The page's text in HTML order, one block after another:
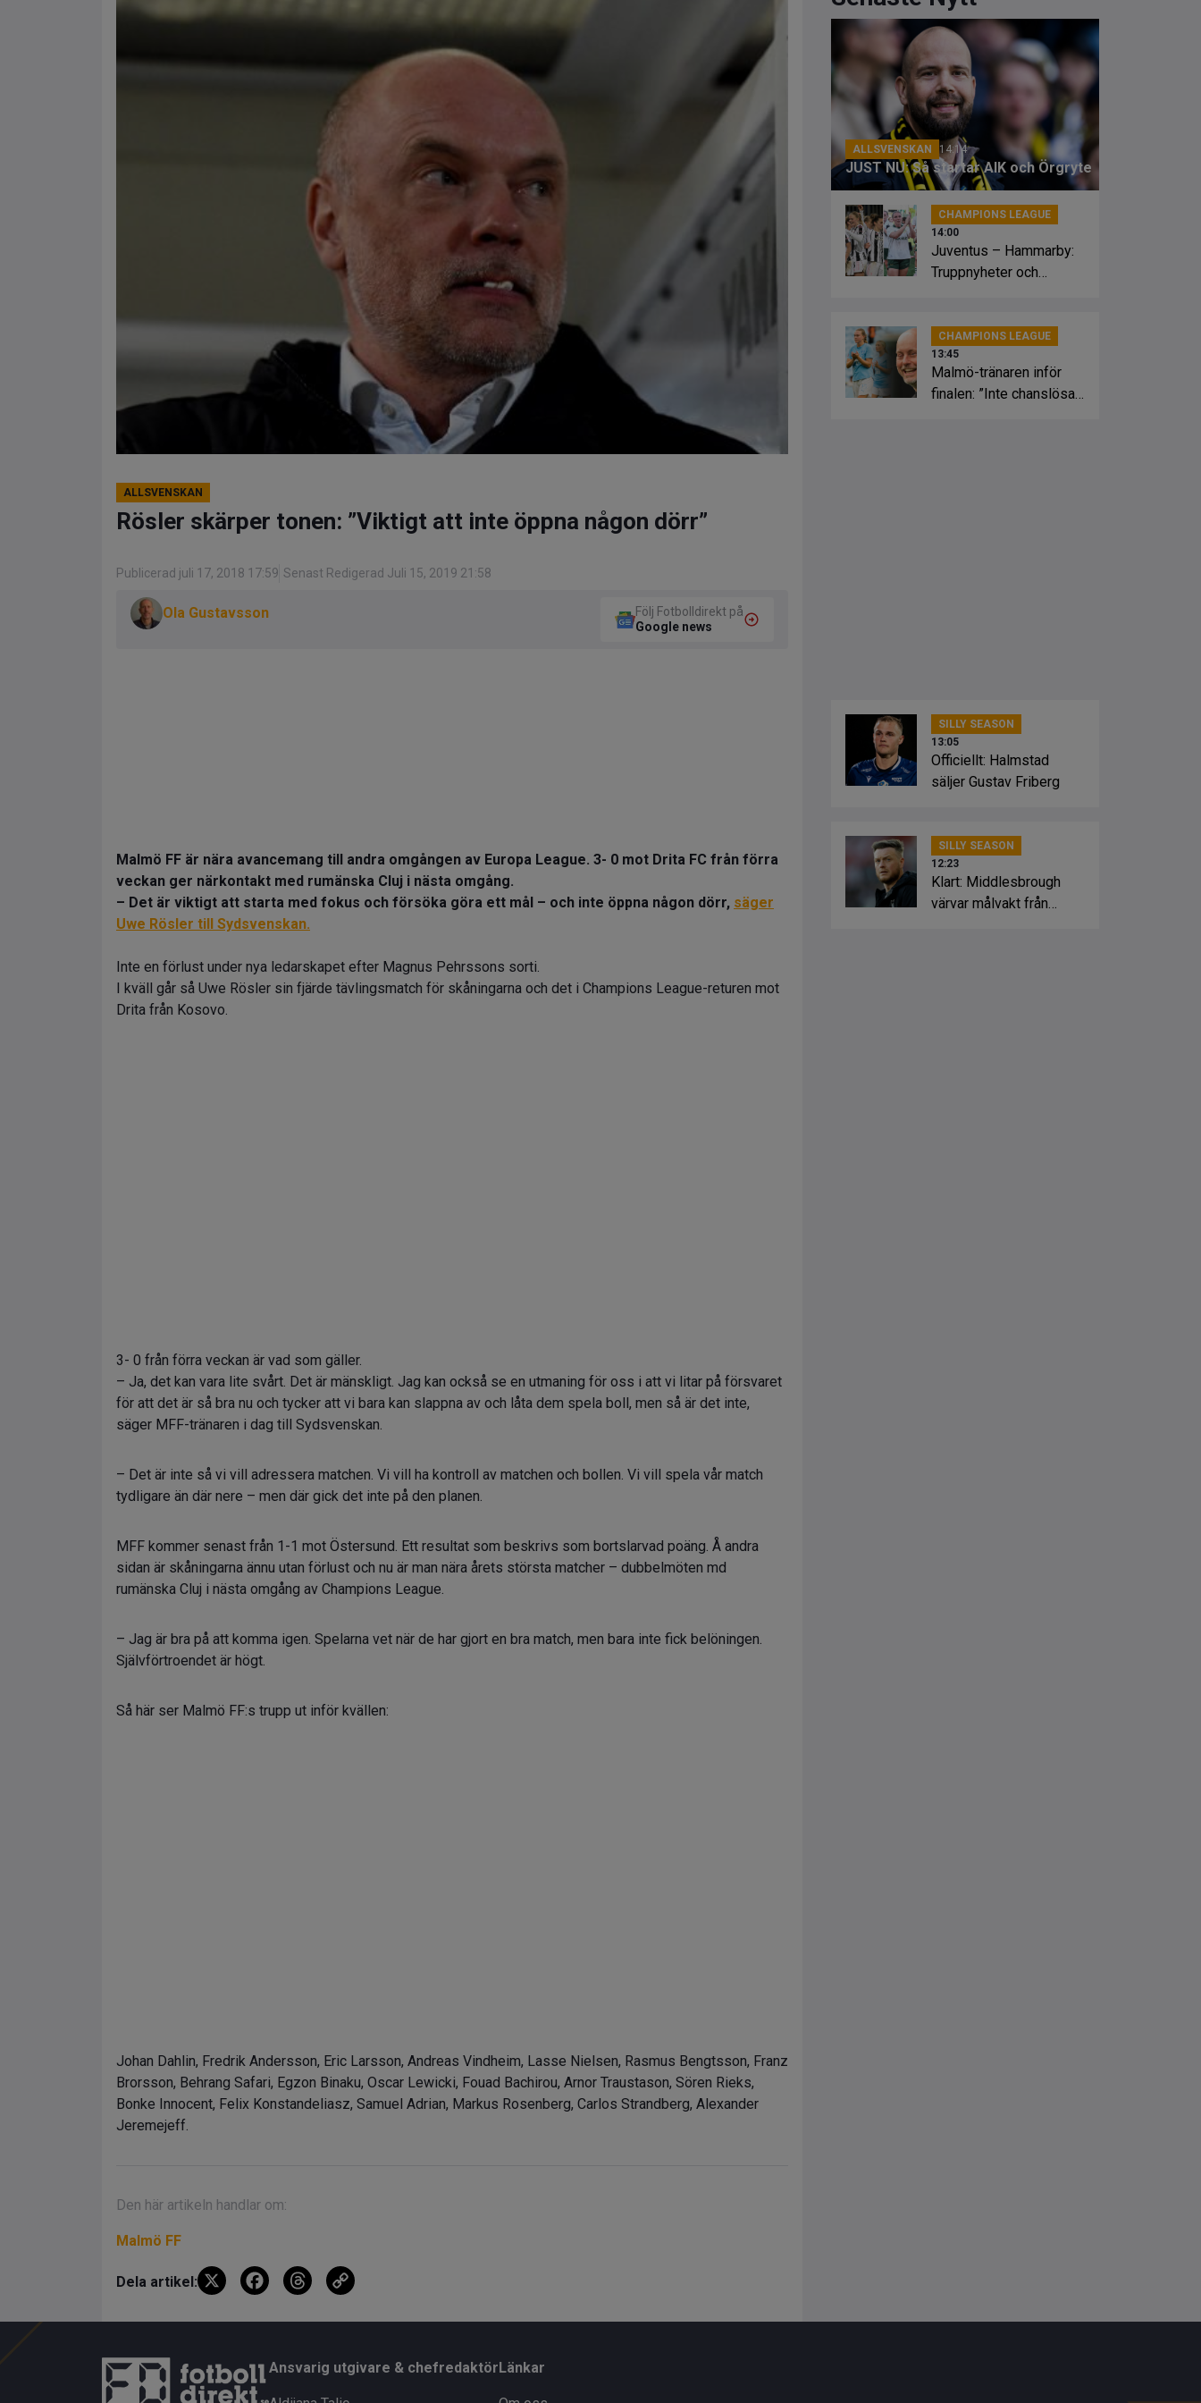
ALLSVENSKAN
Rösler skärper tonen: ”Viktigt att inte öppna någon dörr”
Publicerad juli 17, 2018 17:59 Senast Redigerad Juli 15, 2019 21:58
Ola Gustavsson
Följ Fotbolldirekt på
Google news
Malmö FF är nära avancemang till andra omgången av Europa League. 3- 0 mot Drita FC från förra
veckan ger närkontakt med rumänska Cluj i nästa omgång.
– Det är viktigt att starta med fokus och försöka göra ett mål – och inte öppna någon dörr, säger
Uwe Rösler till Sydsvenskan.
Inte en förlust under nya ledarskapet efter Magnus Pehrssons sorti.
I kväll går så Uwe Rösler sin fjärde tävlingsmatch för skåningarna och det i Champions League-returen mot
Drita från Kosovo.
3- 0 från förra veckan är vad som gäller.
– Ja, det kan vara lite svårt. Det är mänskligt. Jag kan också se en utmaning för oss i att vi litar på försvaret
för att det är så bra nu och tycker att vi bara kan slappna av och låta dem spela boll, men så är det inte,
säger MFF-tränaren i dag till Sydsvenskan.
– Det är inte så vi vill adressera matchen. Vi vill ha kontroll av matchen och bollen. Vi vill spela vår match
tydligare än där nere – men där gick det inte på den planen.
MFF kommer senast från 1-1 mot Östersund. Ett resultat som beskrivs som bortslarvad poäng. Å andra
sidan är skåningarna ännu utan förlust och nu är man nära årets största matcher – dubbelmöten md
rumänska Cluj i nästa omgång av Champions League.
– Jag är bra på att komma igen. Spelarna vet när de har gjort en bra match, men bara inte fick belöningen.
Självförtroendet är högt.
Så här ser Malmö FF:s trupp ut inför kvällen:
Johan Dahlin, Fredrik Andersson, Eric Larsson, Andreas Vindheim, Lasse Nielsen, Rasmus Bengtsson, Franz
Brorsson, Behrang Safari, Egzon Binaku, Oscar Lewicki, Fouad Bachirou, Arnor Traustason, Sören Rieks,
Bonke Innocent, Felix Konstandeliasz, Samuel Adrian, Markus Rosenberg, Carlos Strandberg, Alexander
Jeremejeff.
Den här artikeln handlar om:
Malmö FF
Dela artikel: X
F
b
o
T
a
d
Li
ALLSVENSKAN 14:14
JUST NU: Så startar AIK och Örgryte
CHAMPIONS LEAGUE
14:00
Juventus – Hammarby:
Truppnyheter och
CHAMPIONS LEAGUE
13:45
Malmö-tränaren inför
finalen: ”Inte chanslösa
SILLY SEASON
13:05
Officiellt: Halmstad
säljer Gustav Friberg
SILLY SEASON
12:23
Klart: Middlesbrough
värvar målvakt från
Ansvarig utgivare & chefredaktörLänkar